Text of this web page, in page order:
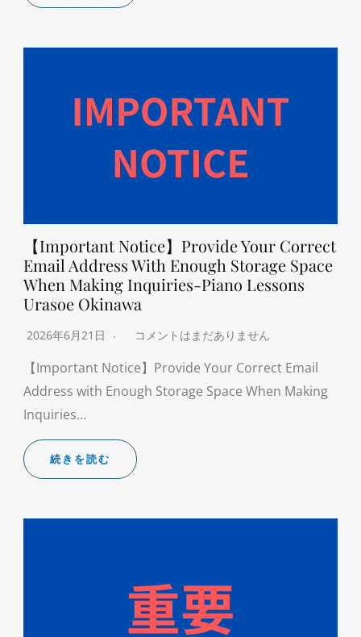
【Important Notice】Provide Your Correct
Email Address With Enough Storage Space
When Making Inquiries-Piano Lessons
Urasoe Okinawa
2026年6月21日 コメントはまだありません
【Important Notice】Provide Your Correct Email
Address with Enough Storage Space When Making
Inquiries…
続きを読む